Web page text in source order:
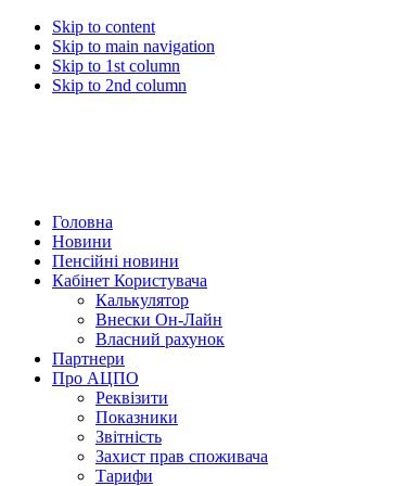
Skip to content
Skip to main navigation
Skip to 1st column
Skip to 2nd column
Головна
Новини
Пенсійні новини
Кабінет Користувача
Калькулятор
Внески Он-Лайн
Власний рахунок
Партнери
Про АЦПО
Реквізити
Показники
Звітність
Захист прав споживача
Тарифи